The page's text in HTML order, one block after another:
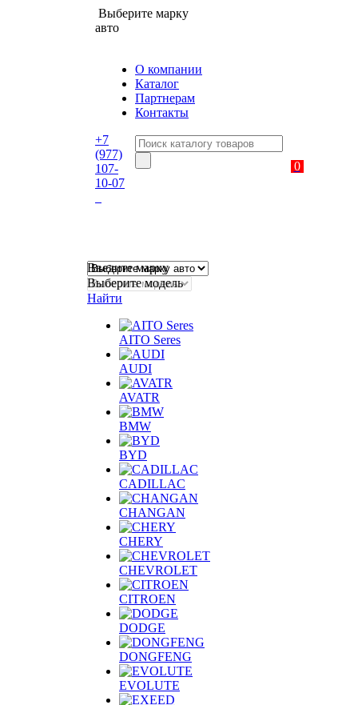
Выберите марку
авто
О компании
Каталог
Партнерам
Контакты
0
+7
(977)
107-
10-07
Введите марку
Выберите модель
Найти
AITO Seres
AUDI
AVATR
BMW
BYD
CADILLAC
CHANGAN
CHERY
CHEVROLET
CITROEN
DODGE
DONGFENG
EVOLUTE